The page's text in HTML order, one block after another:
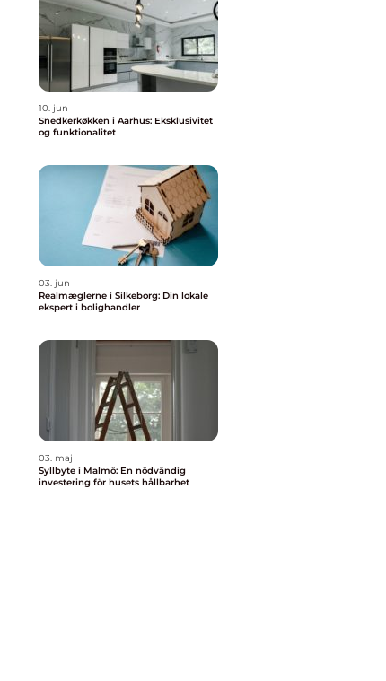
10. jun
Snedkerkøkken i Aarhus: Eksklusivitet
og funktionalitet
03. jun
Realmæglerne i Silkeborg: Din lokale
ekspert i bolighandler
03. maj
Syllbyte i Malmö: En nödvändig
investering för husets hållbarhet